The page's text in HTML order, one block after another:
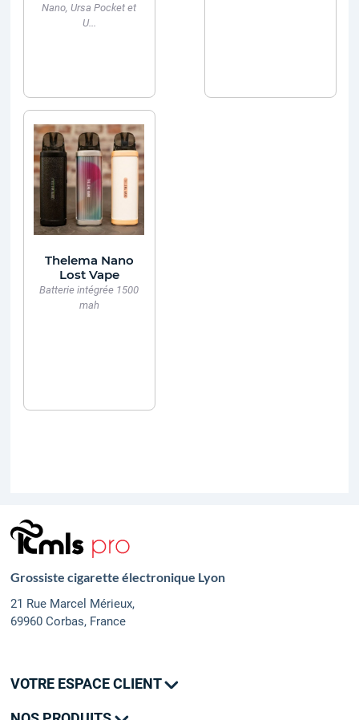
Nano, Ursa Pocket et
U...
Thelema Nano
Lost Vape
Batterie intégrée 1500
mah
Grossiste cigarette électronique Lyon
21 Rue Marcel Mérieux,
69960 Corbas, France
VOTRE ESPACE CLIENT